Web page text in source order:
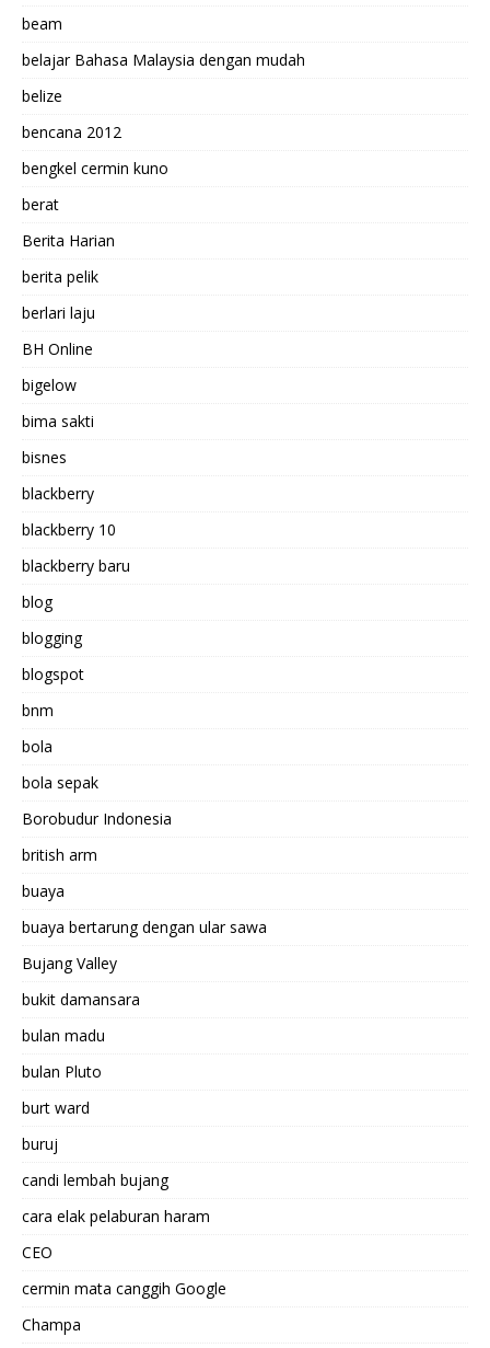
beam
belajar Bahasa Malaysia dengan mudah
belize
bencana 2012
bengkel cermin kuno
berat
Berita Harian
berita pelik
berlari laju
BH Online
bigelow
bima sakti
bisnes
blackberry
blackberry 10
blackberry baru
blog
blogging
blogspot
bnm
bola
bola sepak
Borobudur Indonesia
british arm
buaya
buaya bertarung dengan ular sawa
Bujang Valley
bukit damansara
bulan madu
bulan Pluto
burt ward
buruj
candi lembah bujang
cara elak pelaburan haram
CEO
cermin mata canggih Google
Champa